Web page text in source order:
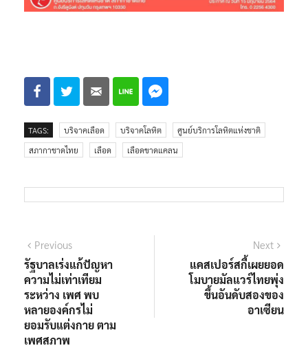
TAGS: บริจาคเลือด บริจาคโลหิต
ศูนย์บริการโลหิตแห่งชาติ
สภากาชาดไทย
เลือด เลือดขาดแคลน
แนะแนว
เรื่อง
PreviousPrevious
post:
รัฐบาลเร่งแก้ปัญหา
ความไม่เท่าเทียม
ระหว่าง เพศ พบ
หลายองค์กรไม่
ยอมรับแต่งกาย ตาม
เพศสภาพ
Next
แคสเปอร์สกี้เผยยอด
โมบายมัลแวร์ไทยพุ่ง
ขึ้นอันดับสองของ
อาเซียน